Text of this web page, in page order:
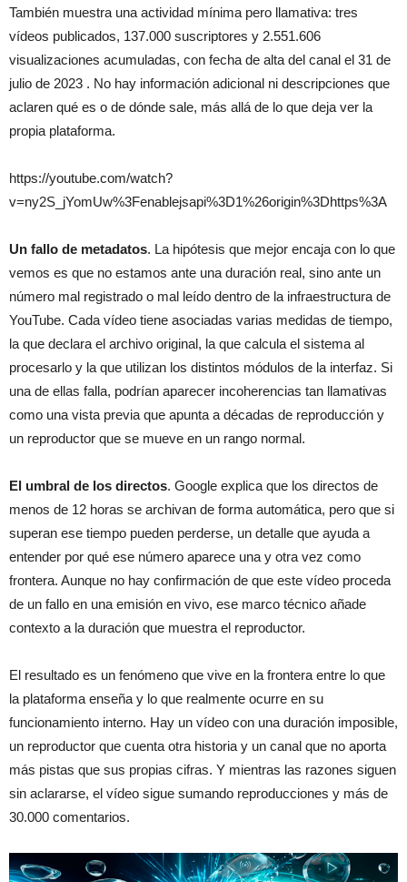
También muestra una actividad mínima pero llamativa: tres
vídeos publicados, 137.000 suscriptores y 2.551.606
visualizaciones acumuladas, con fecha de alta del canal el 31 de
julio de 2023 . No hay información adicional ni descripciones que
aclaren qué es o de dónde sale, más allá de lo que deja ver la
propia plataforma.
https://youtube.com/watch?
v=ny2S_jYomUw%3Fenablejsapi%3D1%26origin%3Dhttps%3A
Un fallo de metadatos. La hipótesis que mejor encaja con lo que
vemos es que no estamos ante una duración real, sino ante un
número mal registrado o mal leído dentro de la infraestructura de
YouTube. Cada vídeo tiene asociadas varias medidas de tiempo,
la que declara el archivo original, la que calcula el sistema al
procesarlo y la que utilizan los distintos módulos de la interfaz. Si
una de ellas falla, podrían aparecer incoherencias tan llamativas
como una vista previa que apunta a décadas de reproducción y
un reproductor que se mueve en un rango normal.
El umbral de los directos. Google explica que los directos de
menos de 12 horas se archivan de forma automática, pero que si
superan ese tiempo pueden perderse, un detalle que ayuda a
entender por qué ese número aparece una y otra vez como
frontera. Aunque no hay confirmación de que este vídeo proceda
de un fallo en una emisión en vivo, ese marco técnico añade
contexto a la duración que muestra el reproductor.
El resultado es un fenómeno que vive en la frontera entre lo que
la plataforma enseña y lo que realmente ocurre en su
funcionamiento interno. Hay un vídeo con una duración imposible,
un reproductor que cuenta otra historia y un canal que no aporta
más pistas que sus propias cifras. Y mientras las razones siguen
sin aclararse, el vídeo sigue sumando reproducciones y más de
30.000 comentarios.